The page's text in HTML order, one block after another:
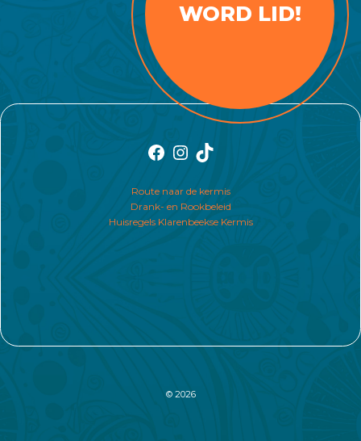
WORD LID!
Facebook
Instagram
TikTok
Route naar de kermis
Drank- en Rookbeleid
Huisregels Klarenbeekse Kermis
© 2026